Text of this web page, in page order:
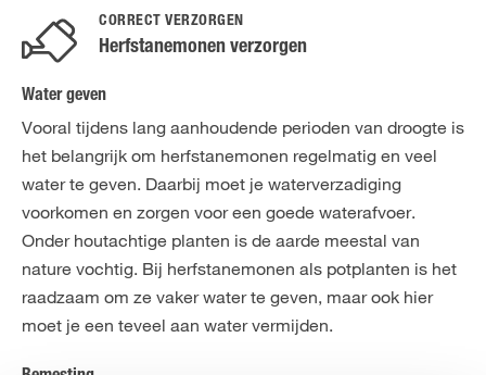
CORRECT VERZORGEN
Herfstanemonen verzorgen
Water geven
Vooral tijdens lang aanhoudende perioden van droogte is
het belangrijk om herfstanemonen regelmatig en veel
water te geven. Daarbij moet je waterverzadiging
voorkomen en zorgen voor een goede waterafvoer.
Onder houtachtige planten is de aarde meestal van
nature vochtig. Bij herfstanemonen als potplanten is het
raadzaam om ze vaker water te geven, maar ook hier
moet je een teveel aan water vermijden.